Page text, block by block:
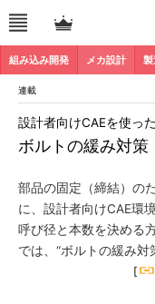
組み込み開発 メカ設計 製
連載
ボルトの緩み対策
設計者向けCAEを使っ
部品の固定（締結）の
に、設計者向けCAE環
呼び径と本数を決める
では、“ボルトの緩み対
[